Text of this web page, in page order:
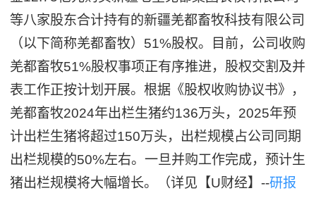
等八家股东合计持有的新疆羌都畜牧科技有限公司
（以下简称羌都畜牧）51%股权。目前，公司收购
羌都畜牧51%股权事项正有序推进，股权交割及并
表工作正按计划开展。根据《股权收购协议书》，
羌都畜牧2024年出栏生猪约136万头，2025年预
计出栏生猪将超过150万头，出栏规模占公司同期
出栏规模的50%左右。一旦并购工作完成，预计生
猪出栏规模将大幅增长。（详见【U财经】--研报